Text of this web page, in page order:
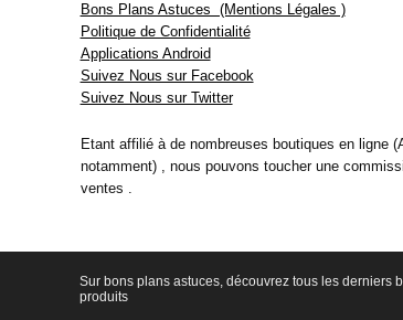
Bons Plans Astuces (Mentions Légales )
Politique de Confidentialité
Applications Android
Suivez Nous sur Facebook
Suivez Nous sur Twitter
Etant affilié à de nombreuses boutiques en ligne
notamment) , nous pouvons toucher une
ventes .
Sur bons plans astuces, découvrez tous les derniers
produits